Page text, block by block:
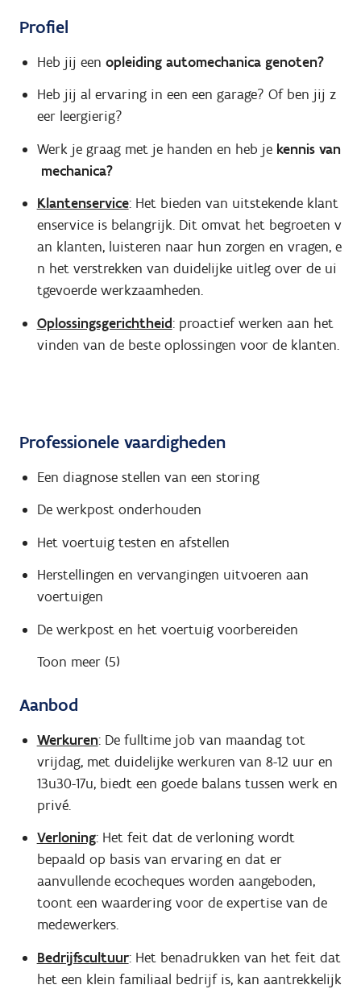
Profiel
Heb jij een opleiding automechanica genoten?
Heb jij al ervaring in een een garage? Of ben jij z
eer leergierig?
Werk je graag met je handen en heb je kennis van
mechanica?
Klantenservice: Het bieden van uitstekende klant
enservice is belangrijk. Dit omvat het begroeten v
an klanten, luisteren naar hun zorgen en vragen, e
n het verstrekken van duidelijke uitleg over de ui
tgevoerde werkzaamheden.
Oplossingsgerichtheid: proactief werken aan het
vinden van de beste oplossingen voor de klanten.
Professionele vaardigheden
Een diagnose stellen van een storing
De werkpost onderhouden
Het voertuig testen en afstellen
Herstellingen en vervangingen uitvoeren aan
voertuigen
De werkpost en het voertuig voorbereiden
Toon meer (5)
Aanbod
Werkuren: De fulltime job van maandag tot
vrijdag, met duidelijke werkuren van 8-12 uur en
13u30-17u, biedt een goede balans tussen werk en
privé.
Verloning: Het feit dat de verloning wordt
bepaald op basis van ervaring en dat er
aanvullende ecocheques worden aangeboden,
toont een waardering voor de expertise van de
medewerkers.
Bedrijfscultuur: Het benadrukken van het feit dat
het een klein familiaal bedrijf is, kan aantrekkelijk